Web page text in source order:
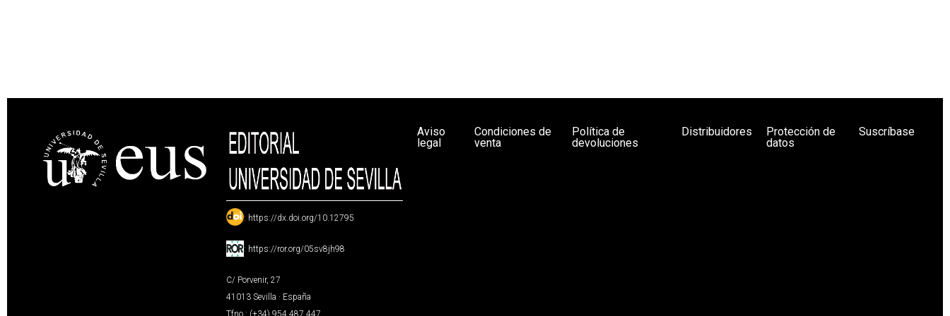
: https://dx.doi.org/10.12795
: https://ror.org/05sv8jh98
C/ Porvenir, 27
41013 Sevilla · España
Tfno.: (+34) 954 487 447
Aviso
legal
Condiciones de
venta
Política de
devoluciones
Distribuidores
Protección de
datos
Suscríbase